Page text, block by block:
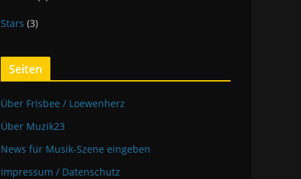
Stars (3)
Seiten
Über Frisbee / Loewenherz
Über Muzik23
News für Musik-Szene eingeben
Impressum / Datenschutz